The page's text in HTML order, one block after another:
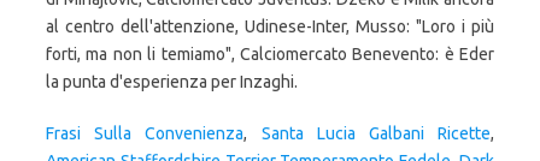
Frasi Sulla Convenienza, Santa Lucia Galbani Ricette,